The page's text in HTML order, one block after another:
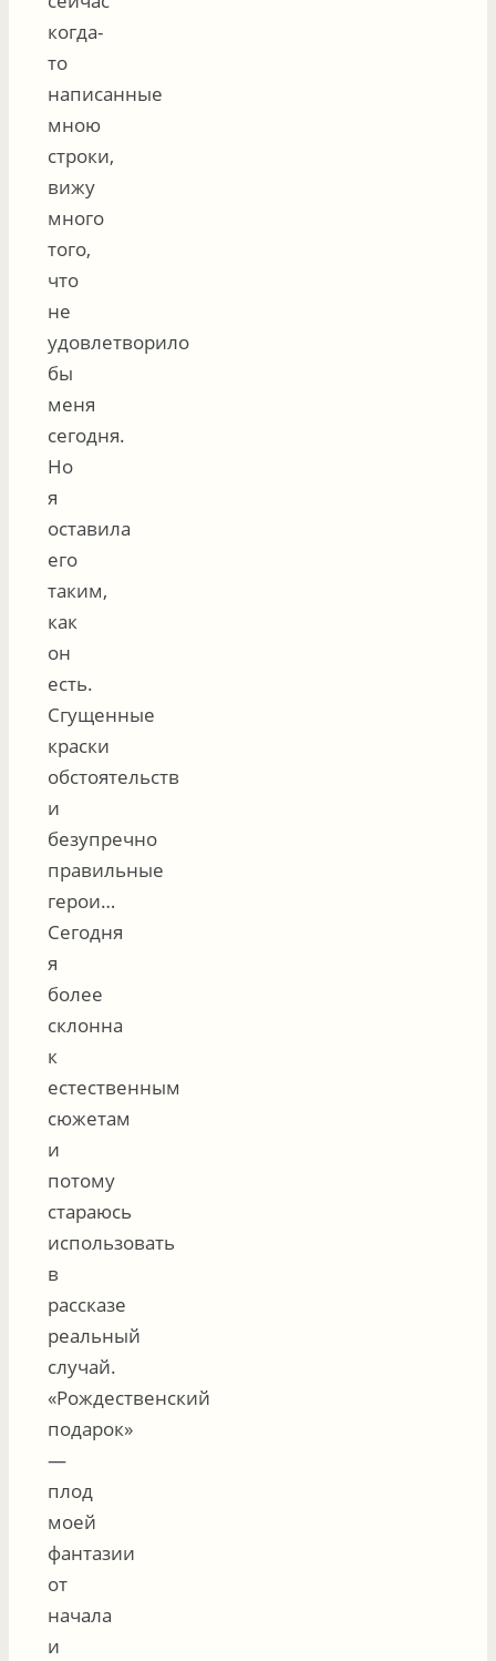
когда-
то
написанные
мною
строки,
вижу
много
того,
что
не
удовлетворило
бы
меня
сегодня.
Но
я
оставила
его
таким,
как
он
есть.
Сгущенные
краски
обстоятельств
и
безупречно
правильные
герои…
Сегодня
я
более
склонна
к
естественным
сюжетам
и
потому
стараюсь
использовать
в
рассказе
реальный
случай.
«Рождественский
подарок»
—
плод
моей
фантазии
от
начала
и